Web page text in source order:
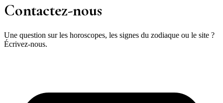
Contactez-nous
Une question sur les horoscopes, les signes du zodiaque ou le site ?
Écrivez-nous.